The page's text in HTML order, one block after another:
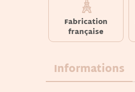
Fabrication
française
Informations